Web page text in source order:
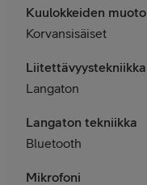
Kuulokkeiden muoto
Korvansisäiset
Liitettävyystekniikka
Langaton
Langaton tekniikka
Bluetooth
Mikrofoni